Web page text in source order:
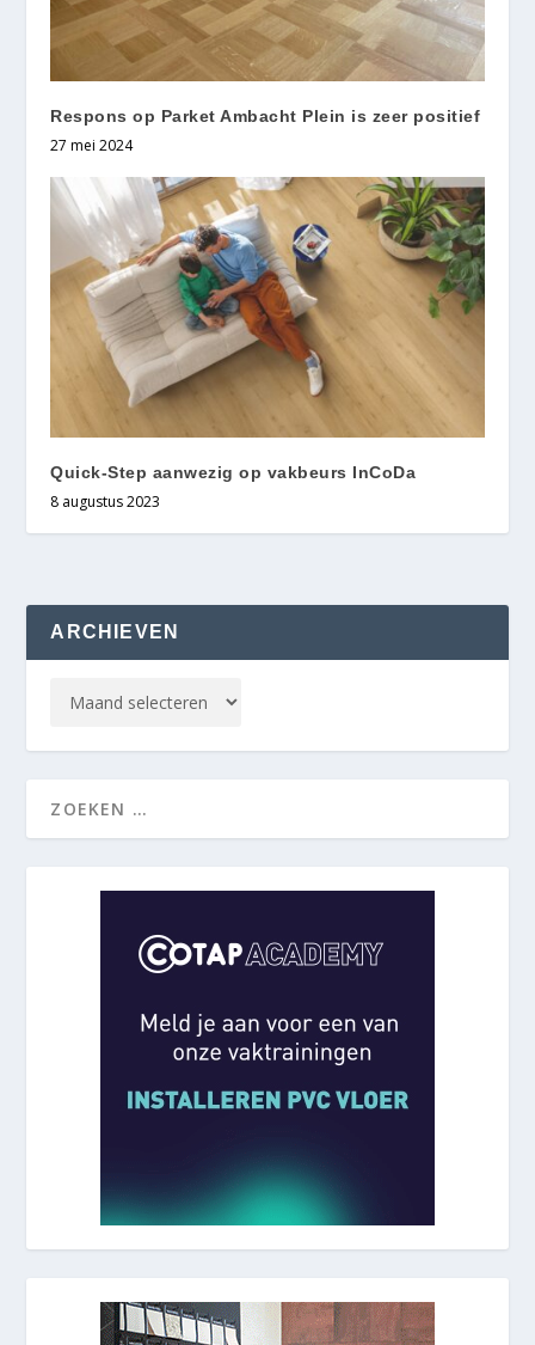
Respons op Parket Ambacht Plein is zeer positief
27 mei 2024
Quick-Step aanwezig op vakbeurs InCoDa
8 augustus 2023
ARCHIEVEN